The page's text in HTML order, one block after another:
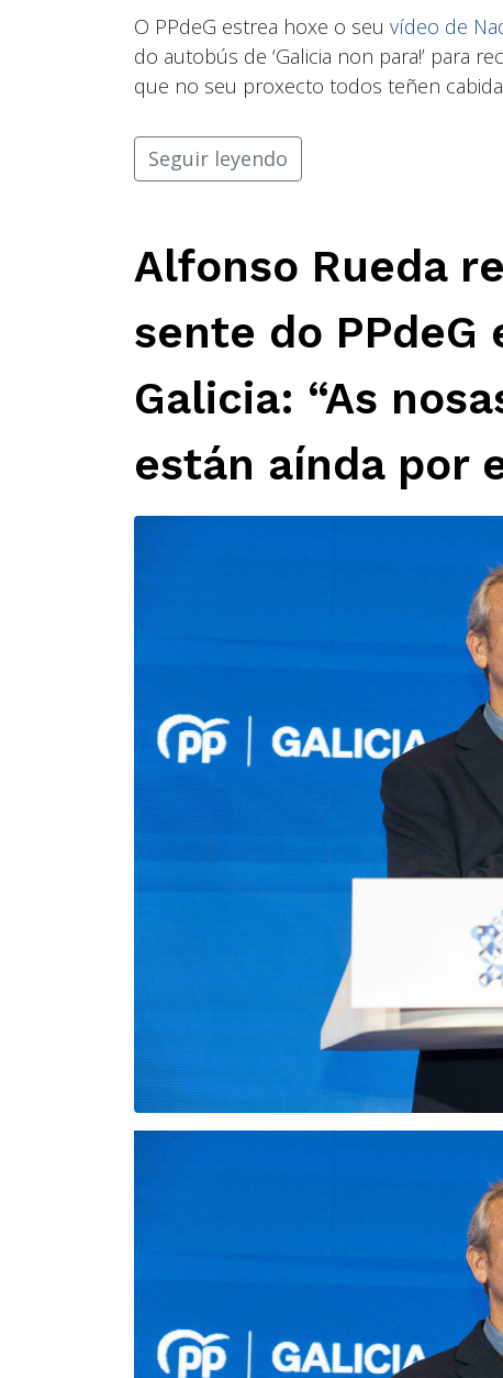
O PPdeG estrea hoxe o seu vídeo de
do autobús de ‘Galicia non para!’ para
que no seu proxecto todos teñen
Seguir leyendo
Alfonso Rueda
sente do PPdeG
Galicia: “As
están aínda por